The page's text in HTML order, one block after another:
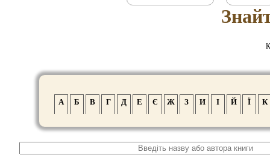
А Б В Г Д Е Є Ж З И І Й Ї К